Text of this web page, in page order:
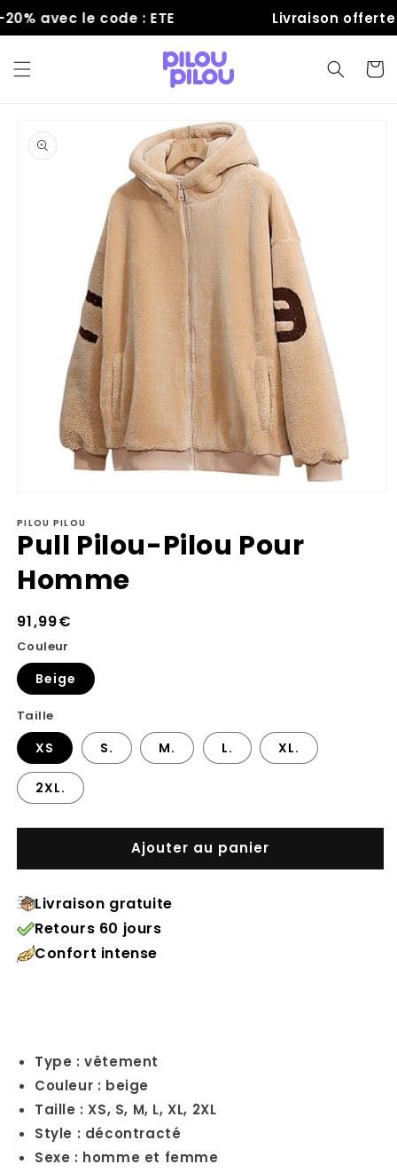
passer
au
avec le code : ETE Livraison offerte
Panier
informations
produits
média
1
dans
fenêtre
modale
PILOU PILOU
Pull Pilou-Pilou Pour
Homme
Prix
habituel
91,99€
Couleur
Beige
Taille
XS S. M. L. XL.
2XL.
Ajouter au panier
Livraison gratuite
Retours 60 jours
Confort intense
Type : vêtement
Couleur : beige
Taille : XS, S, M, L, XL, 2XL
Style : décontracté
Sexe : homme et femme